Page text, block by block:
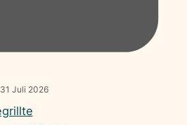
31 Juli 2026